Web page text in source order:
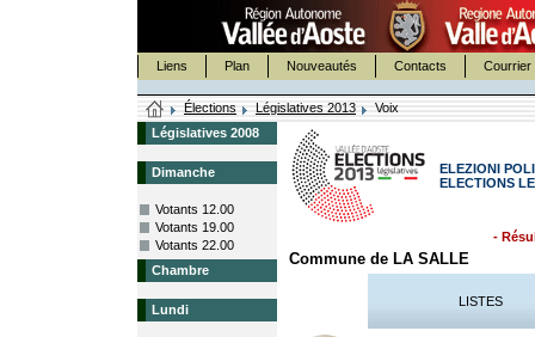
Liens Plan Nouveautés Contacts Courrier
Élections Législatives 2013
Voix
Législatives 2008
Dimanche
Votants 12.00
Votants 19.00
Votants 22.00
Chambre
Lundi
ELEZIONI
ELECTIONS
-
Commune de LA SALLE
LISTES